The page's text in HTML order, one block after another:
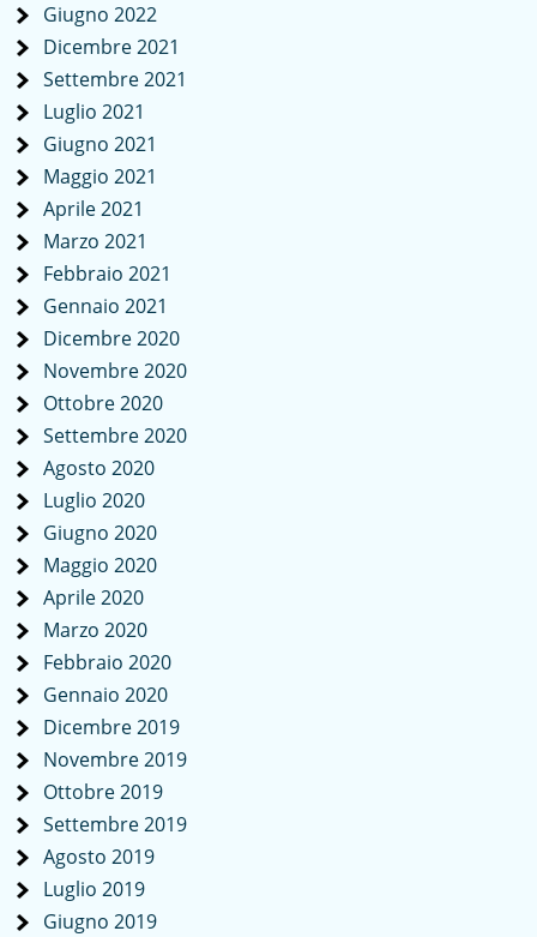
Giugno 2022
Dicembre 2021
Settembre 2021
Luglio 2021
Giugno 2021
Maggio 2021
Aprile 2021
Marzo 2021
Febbraio 2021
Gennaio 2021
Dicembre 2020
Novembre 2020
Ottobre 2020
Settembre 2020
Agosto 2020
Luglio 2020
Giugno 2020
Maggio 2020
Aprile 2020
Marzo 2020
Febbraio 2020
Gennaio 2020
Dicembre 2019
Novembre 2019
Ottobre 2019
Settembre 2019
Agosto 2019
Luglio 2019
Giugno 2019